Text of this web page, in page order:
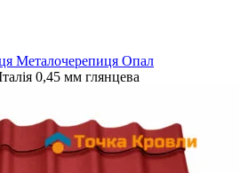
Металочерепиця Опал
0,45 мм глянцева